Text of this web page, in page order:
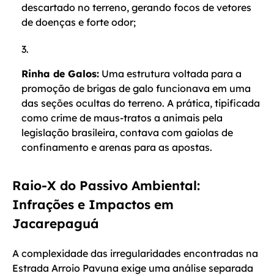
descartado no terreno, gerando focos de vetores
de doenças e forte odor;
Rinha de Galos: Uma estrutura voltada para a
promoção de brigas de galo funcionava em uma
das seções ocultas do terreno. A prática, tipificada
como crime de maus-tratos a animais pela
legislação brasileira, contava com gaiolas de
confinamento e arenas para as apostas.
Raio-X do Passivo Ambiental:
Infrações e Impactos em
Jacarepaguá
A complexidade das irregularidades encontradas na
Estrada Arroio Pavuna exige uma análise separada